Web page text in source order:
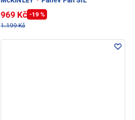
969 Kč -19 %
1.199 Kč